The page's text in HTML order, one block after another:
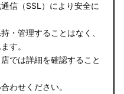
信（SSL）により安全に
・管理することはなく、
す。
では詳細を確認すること
わせください。